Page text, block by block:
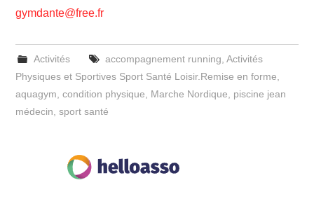
gymdante@free.fr
Activités accompagnement running Activités
Physiques et Sportives Sport Santé Loisir.Remise en forme
aquagym ,condition physique Marche Nordique
piscine jean
médecin ,sport santé